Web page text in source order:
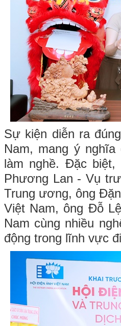
Sự kiện diễn ra
Nam, mang ý
làm nghề. Đặc
Phương Lan - Vụ
Trung ương, ông
Việt Nam, ông Đỗ
Nam cùng nhiều
động trong lĩnh vực